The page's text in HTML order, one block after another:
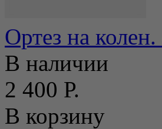
Ортез на
В наличии
2 400 Р.
В корзину